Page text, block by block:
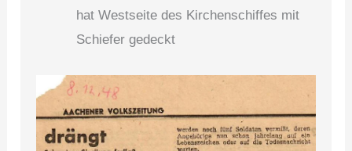
hat Westseite des Kirchenschiffes mit
Schiefer gedeckt